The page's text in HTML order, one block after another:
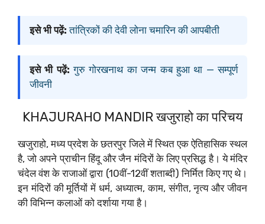
इसे भी पढ़ें: तांत्रिकों की देवी लोना चमारिन की आपबीती
इसे भी पढ़ें: गुरु गोरखनाथ का जन्म कब हुआ था — सम्पूर्ण
जीवनी
KHAJURAHO MANDIR खजुराहो का परिचय
खजुराहो, मध्य प्रदेश के छतरपुर जिले में स्थित एक ऐतिहासिक स्थल
है, जो अपने प्राचीन हिंदू और जैन मंदिरों के लिए प्रसिद्ध है। ये मंदिर
चंदेल वंश के राजाओं द्वारा (10वीं-12वीं शताब्दी) निर्मित किए गए थे।
इन मंदिरों की मूर्तियों में धर्म, अध्यात्म, काम, संगीत, नृत्य और जीवन
की विभिन्न कलाओं को दर्शाया गया है।